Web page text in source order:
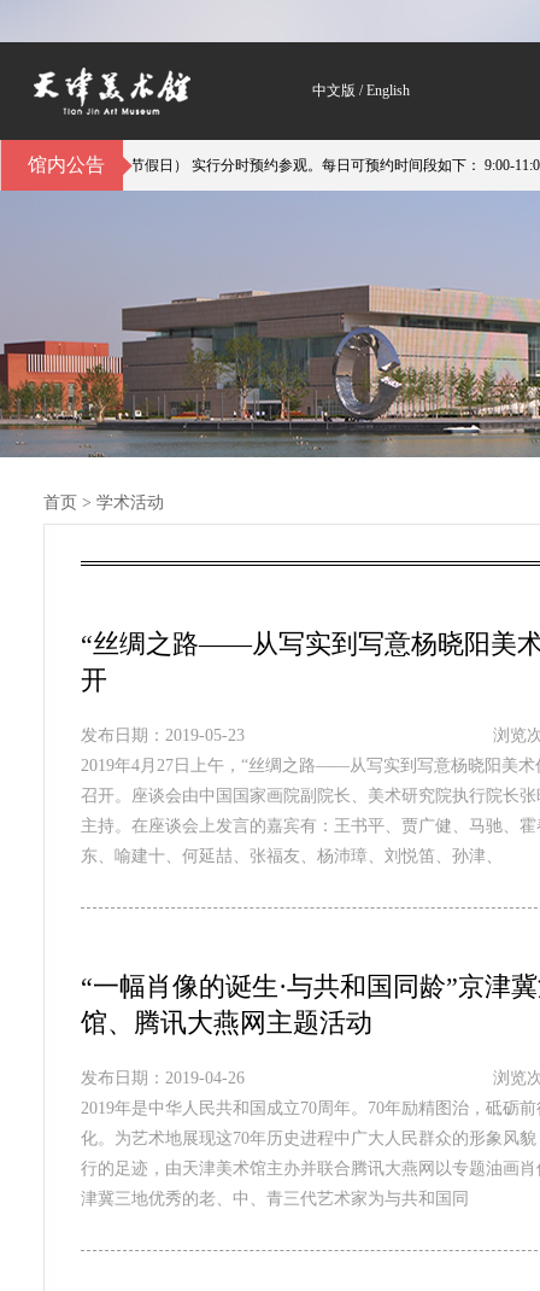
中文版 /English
馆内公告
闭馆（不含节假日） 实行分时预约参观。每日可预约时间段如下： 9:00-11:00；
首页 > 学术活动
“丝绸之路——从写实到写意杨晓阳美
开
发布日期：2019-05-23
浏览
2019年4月27日上午，“丝绸之路——从写实到写意杨晓阳美
召开。座谈会由中国国家画院副院长、美术研究院执行院长
主持。在座谈会上发言的嘉宾有：王书平、贾广健、马驰、
东、喻建十、何延喆、张福友、杨沛璋、刘悦笛、孙津、
“一幅肖像的诞生·与共和国同龄”京
馆、腾讯大燕网主题活动
发布日期：2019-04-26
浏览
2019年是中华人民共和国成立70周年。70年励精图治，砥砺
化。为艺术地展现这70年历史进程中广大人民群众的形象风
行的足迹，由天津美术馆主办并联合腾讯大燕网以专题油画
津冀三地优秀的老、中、青三代艺术家为与共和国同